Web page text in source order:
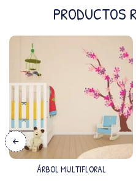
PRODUCTOS
ÁRBOL MULTIFLORAL